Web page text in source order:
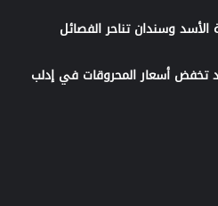
وسندان تناحر الفصائل
تخفض أسعار المحروقات في إدلب